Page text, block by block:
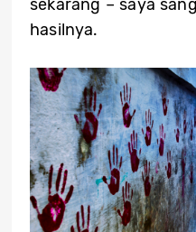
sekarang – saya
hasilnya.